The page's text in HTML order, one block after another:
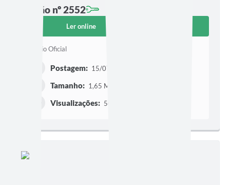
Edição nº 2552
Ler online
Diário Oficial
Postagem: 15/07/2026 às 18h33
Tamanho: 1,65 MB | 159 páginas
Visualizações: 501